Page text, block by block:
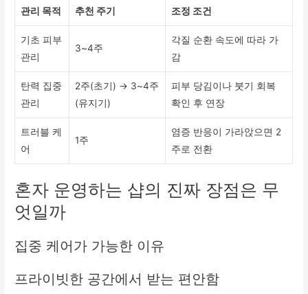
관리 목적 추천 주기 조정 조건
기초 피부
관리
3~4주
각질 순환 속도에 따라 가
감
탄력 집중
관리
2주(초기) → 3~4주
(유지기)
피부 당김이나 붓기 회복
확인 후 연장
트러블 케
어
1주
염증 반응이 가라앉으면 2
주로 전환
혼자 운영하는 샵의 진짜 장점은 무
엇일까
집중 케어가 가능한 이유
프라이빗한 공간에서 받는 편안함